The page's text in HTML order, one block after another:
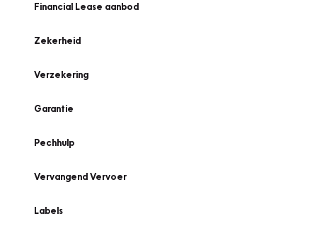
Financial Lease aanbod
Zekerheid
Verzekering
Garantie
Pechhulp
Vervangend Vervoer
Labels